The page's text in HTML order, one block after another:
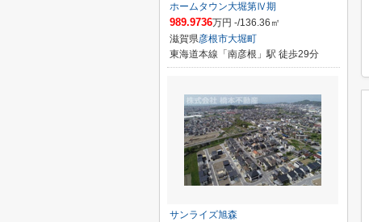
ホームタウン大堀第Ⅳ期
989.9736万円 -/136.36㎡
滋賀県彦根市大堀町
東海道本線「南彦根」駅 徒歩29分
サンライズ旭森